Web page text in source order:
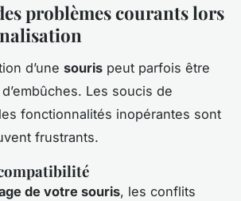
problèmes courants lors
d’une souris peut parfois être
Les soucis de
fonctionnalités inopérantes sont
frustrants.
de votre souris, les conflits